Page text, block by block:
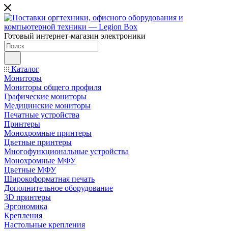
Готовый интернет-магазин электроники
Каталог
Мониторы
Мониторы общего профиля
Графические мониторы
Медицинские мониторы
Печатные устройства
Принтеры
Моноxромныe принтеры
Цвeтныe принтеры
Многофункциональные устройства
Монохромные МФУ
Цветные МФУ
Широкоформатная печать
Дополнительное оборудование
3D принтеры
Эргономика
Крепления
Настольные крепления